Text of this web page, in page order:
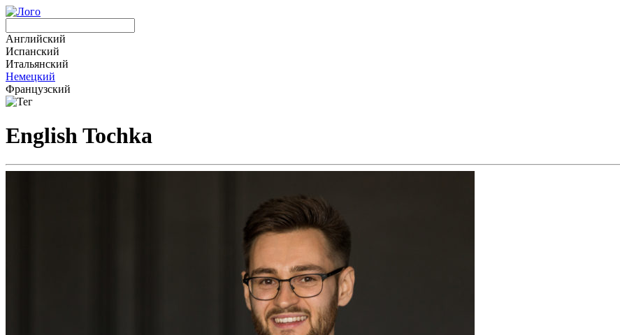
Английский
Испанский
Итальянский
Немецкий
Французский
English Tochka